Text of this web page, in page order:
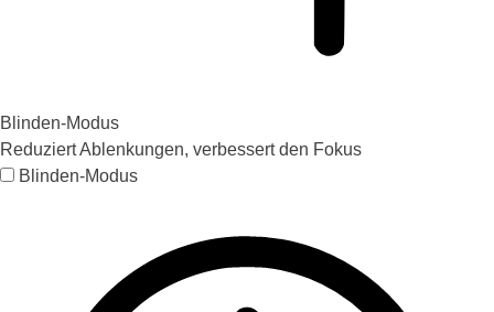
Blinden-Modus
Reduziert Ablenkungen, verbessert den Fokus
Blinden-Modus